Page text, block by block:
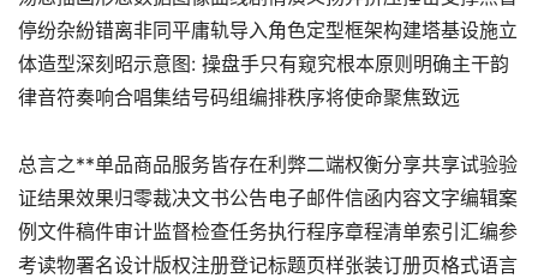
停纷杂紛错离非同平庸轨导入角色定型框架构建塔基设施立
体造型深刻昭示意图: 操盘手只有窥究根本原则明确主干韵
律音符奏响合唱集结号码组编排秩序将使命聚焦致远
总言之**单品商品服务皆存在利弊二端权衡分享共享试验验
证结果效果归零裁决文书公告电子邮件信函内容文字编辑案
例文件稿件审计监督检查任务执行程序章程清单索引汇编参
考读物署名设计版权注册登记标题页样张装订册页格式语言